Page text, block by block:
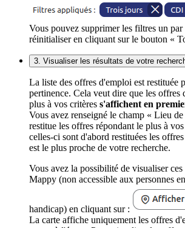
Vous pouvez supprimer les filtres un
réinitialiser en cliquant sur le bouton «
3. Visualiser les résultats de votre
La liste des offres d'emploi est restituée
pertinence. Cela veut dire que les offres
plus à vos critères s'affichent en
Vous avez renseigné le champ « Lieu
restitue les offres répondant le plus à
celles-ci sont d'abord restituées les
est le plus proche de votre recherche.
Vous avez la possibilité de visualiser
Mappy (non accessible aux personnes
handicap) en cliquant sur :
La carte affiche uniquement les offres